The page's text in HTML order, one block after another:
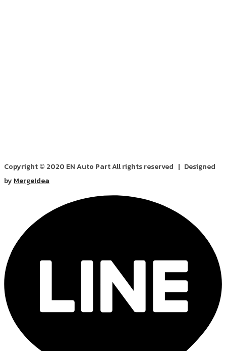
Copyright © 2020 EN Auto Part All rights reserved | Designed
byMergeIdea